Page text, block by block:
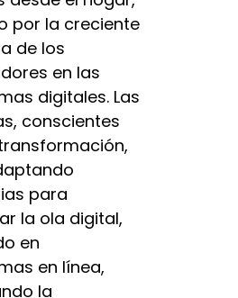
por la creciente
de los
en las
digitales. Las
conscientes
para
la ola digital,
en
en línea,
la